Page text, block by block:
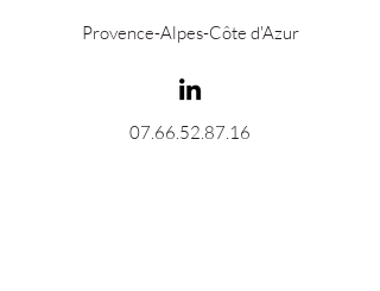
Provence-Alpes-Côte d'Azur
07.66.52.87.16